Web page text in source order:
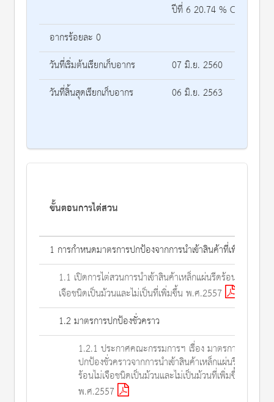
ปีที่ 6 20.74 % CIF (ตั้งแต่
อากรร้อยละ 0
วันที่เริ่มต้นเรียกเก็บอากร
07 มิ.ย. 2560
วันที่สิ้นสุดเรียกเก็บอากร
06 มิ.ย. 2563
ขั้นตอนการไต่สวน
1 การกำหนดมาตรการปกป้องจากการนำเข้าสินค้าที่เพิ่มขึ้น
1.1 เปิดการไต่สวนการนำเข้าสินค้าเหล็กแผ่นรีดร้อนไม่
เจือชนิดเป็นม้วนและไม่เป็นที่เพิ่มขึ้น พ.ศ.2557
1.2 มาตรการปกป้องชั่วคราว
1.2.1 ประกาศคณะกรรมการฯ เรื่อง มาตรการ
ปกป้องชั่วคราวจากการนำเข้าสินค้าเหล็กแผ่นรีด
ร้อนไม่เจือชนิดเป็นม้วนและไม่เป็นม้วนที่เพิ่มขึ้น
พ.ศ.2557